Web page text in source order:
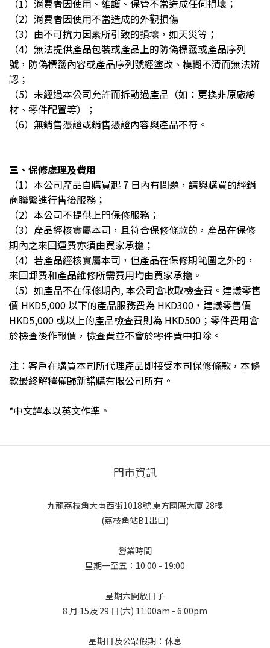
（1）消費者因使用、維護、保管不當造成任何損壞；
（2）消費者因使用不當造成的外觀損傷
（3）由不可抗力因素所引致的損壞，如天災等；
（4）無法提供產品包裝或產品上的防偽標籤或產品序列
號，防偽標籤內容或產品序列號經塗改、模糊不清而無法辨
認；
（5）未經過本公司允許而拆動過產品（如：更換非原廠線
材、零件配置等）；
（6）無銷售憑證或銷售憑證內容與產品不符。
三、保修處理及費用
（1）本公司產品自購買起 7 日內有問題，請與購買的經銷
商聯繫進行售後服務；
（2）本公司不提供上門保修服務；
（3）產品經核實屬本司，且符合保修條款的，產品在保修
期內之來回運費亦須由買家承擔；
（4）若產品經核實屬本司，但產品在保修期範圍之外的，
來回郵費和產品維修所需費用均由買家承擔。
（5）如產品不在保修期內, 本公司會收取檢查費。建議零售
價 HKD5,000 以下的產品服務費為 HKD300，建議零售價
HKD5,000 或以上的產品檢查費則為 HKD500；零件費用會
於檢查後作報價，檢查費並不會於零件費中扣除。
注：客戶在購買本司所代理產品即接受本司保修條款，本條
款最終解釋權歸新諾購有限公司所有。
*中文譯本以英文作準。
門市資訊
九龍荔枝角大南西街1018號 東方國際大廈 28樓
(荔枝角站B1出口)
營業時間
星期一至五：10:00 - 19:00
星期六開放日子
8 月 15及 29 日(六) 11:00am - 6:00pm
星期日及公眾假期：休息